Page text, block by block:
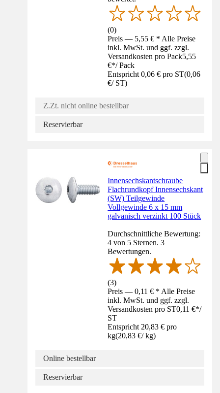
(0)
Preis — 5,55 € * Alle Preise
inkl. MwSt. und ggf. zzgl.
Versandkosten pro Pack5,55
€*/ Pack
Entspricht 0,06 € pro ST(0,06
€/ ST)
Z.Zt. nicht online bestellbar
Reservierbar
Innensechskantschraube
Flachrundkopf Innensechskant
(SW) Teilgewinde
Vollgewinde 6 x 15 mm
galvanisch verzinkt 100 Stück
Durchschnittliche Bewertung:
4 von 5 Sternen. 3
Bewertungen.
(3)
Preis — 0,11 € * Alle Preise
inkl. MwSt. und ggf. zzgl.
Versandkosten pro ST0,11 €*/
ST
Entspricht 20,83 € pro
kg(20,83 €/ kg)
Online bestellbar
Reservierbar